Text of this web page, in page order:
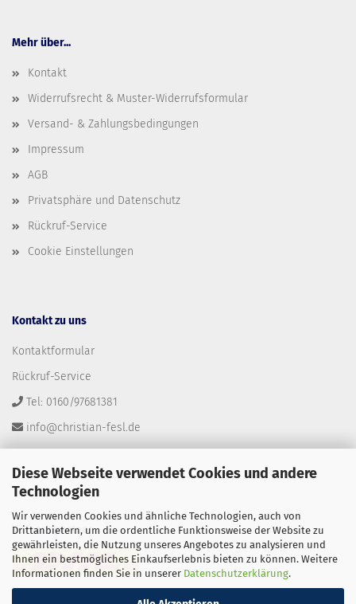
Diese Webseite verwendet Cookies und andere
Technologien
Wir verwenden Cookies und ähnliche Technologien, auch von
Drittanbietern, um die ordentliche Funktionsweise der Website zu
gewährleisten, die Nutzung unseres Angebotes zu analysieren und
Ihnen ein bestmögliches Einkaufserlebnis bieten zu können. Weitere
Informationen finden Sie in unserer Datenschutzerklärung.
Mehr über...
Kontakt
Widerrufsrecht & Muster-Widerrufsformular
Versand- & Zahlungsbedingungen
Impressum
AGB
Privatsphäre und Datenschutz
Rückruf-Service
Cookie Einstellungen
Kontakt zu uns
Kontaktformular
Rückruf-Service
Tel: 0160/97681381
info@christian-fesl.de
Versandpartner